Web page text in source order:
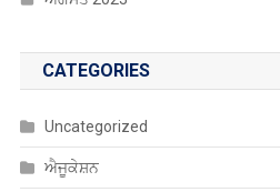
ਸਾਹਿਤ
ਹੈਲਥ
ਖੰਘ ਦੀ ਦਵਾਈ
ਖੇਡਾਂ
ਚੰਡੀਗੜ੍ਹ